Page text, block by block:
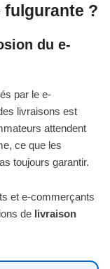
?
du e-
par le e-
livraisons est
attendent
ce que les
toujours garantir.
et e-commerçants
de livraison